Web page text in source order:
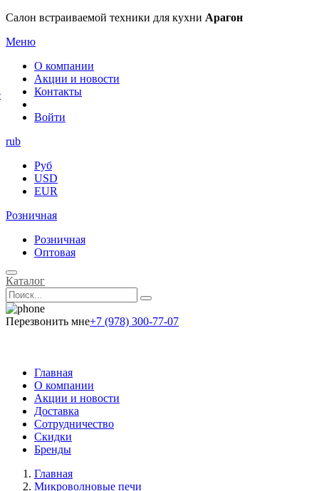
Салон встраиваемой техники для кухни Арагон
Меню
О компании
Акции и новости
Контакты
Войти
rub
Руб
USD
EUR
Розничная
Розничная
Оптовая
Каталог
Перезвонить мне+7 (978) 300-77-07
Главная
О компании
Акции и новости
Доставка
Сотрудничество
Скидки
Бренды
Главная
Микроволновые печи